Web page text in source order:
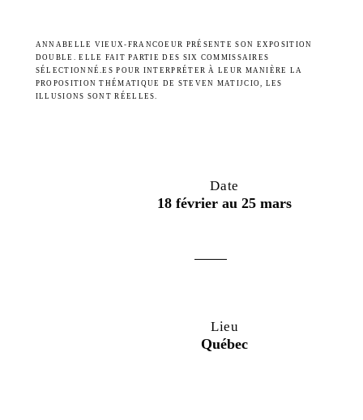
ANNABELLE VIEUX-FRANCOEUR PRÉSENTE SON EXPOSITION
DOUBLE. ELLE FAIT PARTIE DES SIX COMMISSAIRES
SÉLECTIONNÉ.ES POUR INTERPRÉTER À LEUR MANIÈRE LA
PROPOSITION THÉMATIQUE DE STEVEN MATIJCIO, LES
ILLUSIONS SONT RÉELLES.
Date
18 février au 25 mars
Lieu
Québec